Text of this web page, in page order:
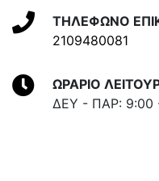
ΤΗΛΕΦΩΝΟ
2109480081
ΩΡΑΡΙΟ
ΔΕΥ - ΠΑΡ: 9:00